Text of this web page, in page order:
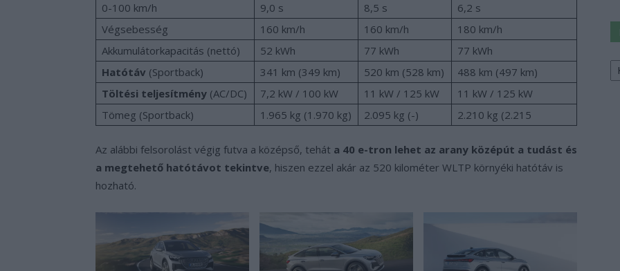
0-100 km/h
9,0 s 8,5 s
6,2 s
Végsebesség
160 km/h 160 km/h
180 km/h
Akkumulátorkapacitás (nettó)
52 kWh 77 kWh
77 kWh
Hatótáv (Sportback) 341 km (349 km) 520 km (528 km)
488 km (497 km)
Töltési teljesítmény (AC/DC) 7,2 kW / 100 kW 11 kW / 125 kW
11 kW / 125 kW
Tömeg (Sportback)
1.965 kg (1.970 kg) 2.095 kg (-) 2.210 kg (2.215
Az alábbi felsorolást végig futva a középső, tehát a 40 e-tron lehet az arany középút a tudást és
a megtehető hatótávot tekintve, hiszen ezzel akár az 520 kilométer WLTP környéki hatótáv is
hozható.